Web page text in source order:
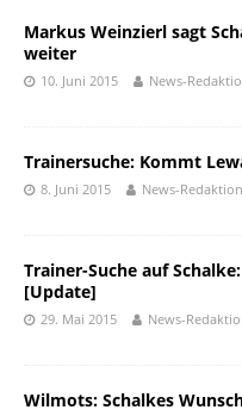
Markus Weinzierl sagt
weiter
10. Juni 2015 News-
Trainersuche: Kommt
8. Juni 2015 News-Redaktion
Trainer-Suche auf
[Update]
29. Mai 2015 News-
Wilmots: Schalkes